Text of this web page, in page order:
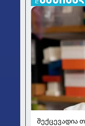
შექცევადია